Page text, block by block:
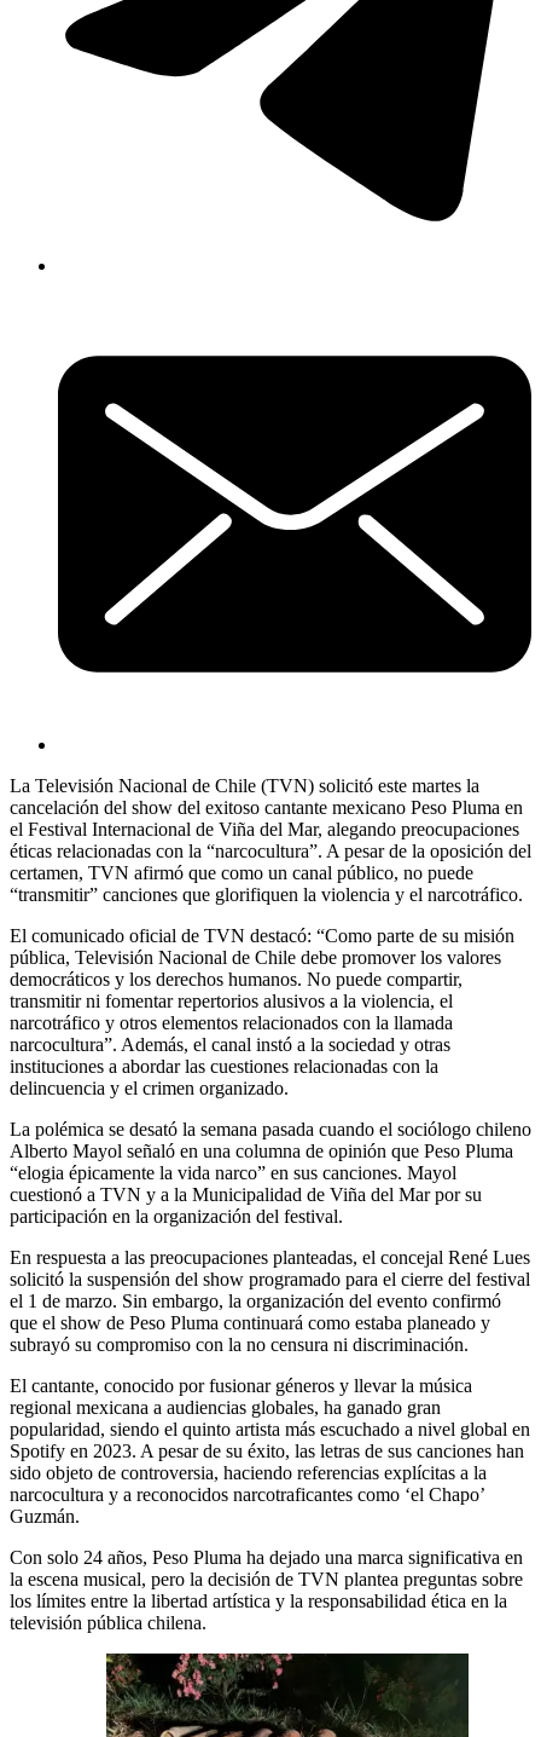
La Televisión Nacional de Chile (TVN) solicitó este martes la
cancelación del show del exitoso cantante mexicano Peso Pluma en
el Festival Internacional de Viña del Mar, alegando preocupaciones
éticas relacionadas con la “narcocultura”. A pesar de la oposición del
certamen, TVN afirmó que como un canal público, no puede
“transmitir” canciones que glorifiquen la violencia y el narcotráfico.
El comunicado oficial de TVN destacó: “Como parte de su misión
pública, Televisión Nacional de Chile debe promover los valores
democráticos y los derechos humanos. No puede compartir,
transmitir ni fomentar repertorios alusivos a la violencia, el
narcotráfico y otros elementos relacionados con la llamada
narcocultura”. Además, el canal instó a la sociedad y otras
instituciones a abordar las cuestiones relacionadas con la
delincuencia y el crimen organizado.
La polémica se desató la semana pasada cuando el sociólogo chileno
Alberto Mayol señaló en una columna de opinión que Peso Pluma
“elogia épicamente la vida narco” en sus canciones. Mayol
cuestionó a TVN y a la Municipalidad de Viña del Mar por su
participación en la organización del festival.
En respuesta a las preocupaciones planteadas, el concejal René Lues
solicitó la suspensión del show programado para el cierre del festival
el 1 de marzo. Sin embargo, la organización del evento confirmó
que el show de Peso Pluma continuará como estaba planeado y
subrayó su compromiso con la no censura ni discriminación.
El cantante, conocido por fusionar géneros y llevar la música
regional mexicana a audiencias globales, ha ganado gran
popularidad, siendo el quinto artista más escuchado a nivel global en
Spotify en 2023. A pesar de su éxito, las letras de sus canciones han
sido objeto de controversia, haciendo referencias explícitas a la
narcocultura y a reconocidos narcotraficantes como ‘el Chapo’
Guzmán.
Con solo 24 años, Peso Pluma ha dejado una marca significativa en
la escena musical, pero la decisión de TVN plantea preguntas sobre
los límites entre la libertad artística y la responsabilidad ética en la
televisión pública chilena.